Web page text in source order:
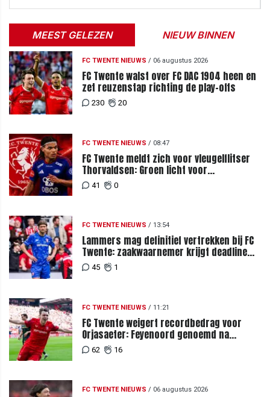
MEEST GELEZEN NIEUW BINNEN
FC TWENTE NIEUWS / 06 augustus 2026
FC Twente walst over FC DAC 1904 heen en
zet reuzenstap richting de play-offs
230 20
FC TWENTE NIEUWS / 08:47
FC Twente meldt zich voor vleugelflitser
Thorvaldsen: Groen licht voor
miljoenenbod
41 0
FC TWENTE NIEUWS / 13:54
Lammers mag definitief vertrekken bij FC
Twente: zaakwaarnemer krijgt deadline
vanwege komst vervanger
45 1
FC TWENTE NIEUWS / 11:21
FC Twente weigert recordbedrag voor
Orjasaeter: Feyenoord genoemd na
megabod
62 16
FC TWENTE NIEUWS / 06 augustus 2026